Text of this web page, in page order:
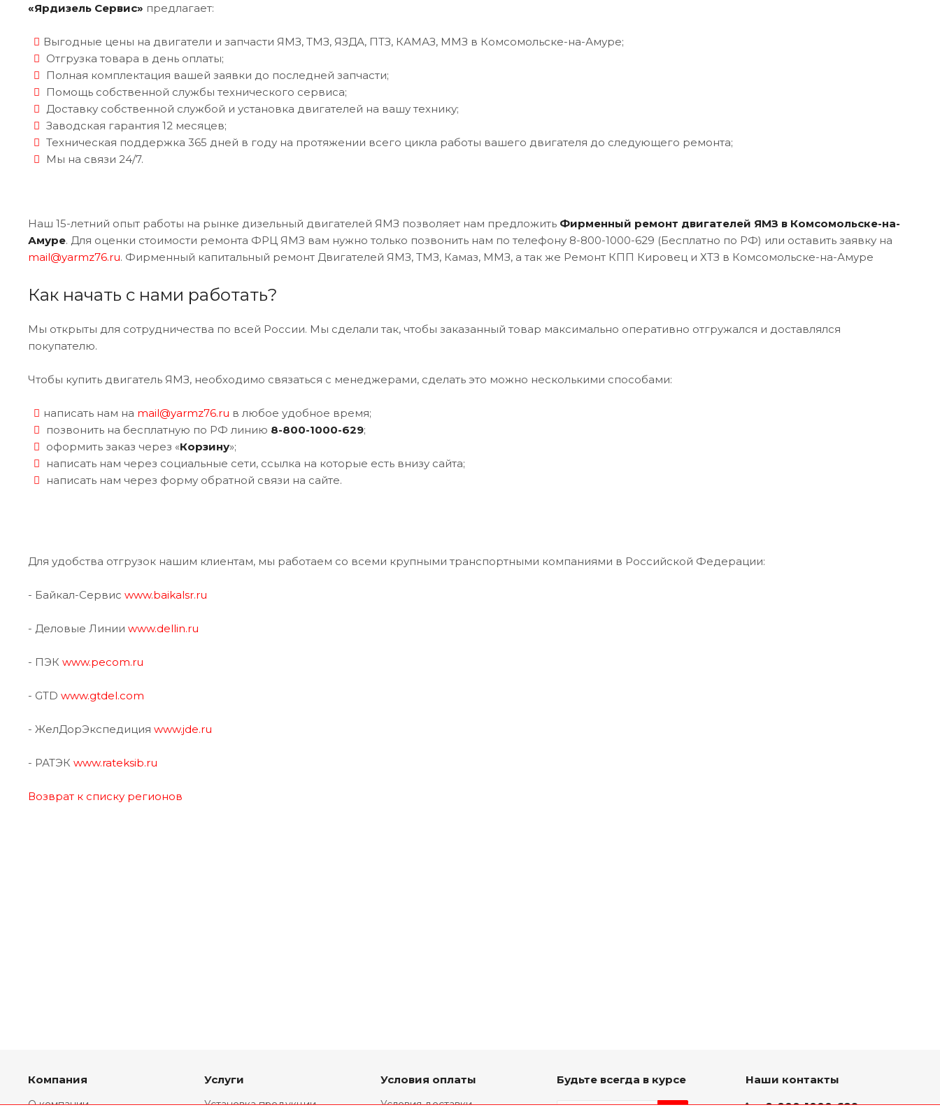
«Ярдизель Сервис» предлагает:
Выгодные цены на двигатели и запчасти ЯМЗ, ТМЗ, ЯЗДА, ПТЗ, КАМАЗ, ММЗ в Комсомольске-на-Амуре;
Отгрузка товара в день оплаты;
Полная комплектация вашей заявки до последней запчасти;
Помощь собственной службы технического сервиса;
Доставку собственной службой и установка двигателей на вашу технику;
Заводская гарантия 12 месяцев;
Техническая поддержка 365 дней в году на протяжении всего цикла работы вашего двигателя до следующего ремонта;
Мы на связи 24/7.
Наш 15-летний опыт работы на рынке дизельный двигателей ЯМЗ позволяет нам предложить Фирменный ремонт двигателей ЯМЗ в Комсомольске-на-
Амуре. Для оценки стоимости ремонта ФРЦ ЯМЗ вам нужно только позвонить нам по телефону 8-800-1000-629 (Бесплатно по РФ) или оставить заявку на
mail@yarmz76.ru. Фирменный капитальный ремонт Двигателей ЯМЗ, ТМЗ, Камаз, ММЗ, а так же Ремонт КПП Кировец и ХТЗ в Комсомольске-на-Амуре
Как начать с нами работать?
Мы открыты для сотрудничества по всей России. Мы сделали так, чтобы заказанный товар максимально оперативно отгружался и доставлялся
покупателю.
Чтобы купить двигатель ЯМЗ, необходимо связаться с менеджерами, сделать это можно несколькими способами:
написать нам на mail@yarmz76.ru в любое удобное время;
позвонить на бесплатную по РФ линию 8-800-1000-629;
оформить заказ через «Корзину»;
написать нам через социальные сети, ссылка на которые есть внизу сайта;
написать нам через форму обратной связи на сайте.
Для удобства отгрузок нашим клиентам, мы работаем со всеми крупными транспортными компаниями в Российской Федерации:
- Байкал-Сервис www.baikalsr.ru
- Деловые Линии www.dellin.ru
- ПЭК www.pecom.ru
- GTD www.gtdel.com
- ЖелДорЭкспедиция www.jde.ru
- РАТЭК www.rateksib.ru
Возврат к списку регионов
Компания
О компании
Услуги
Установка продукции
Условия оплаты
Условия доставки
Будьте всегда в курсе
Наши контакты
8-800-1000-629